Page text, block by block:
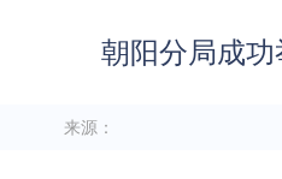
朝阳分局成功
来源：